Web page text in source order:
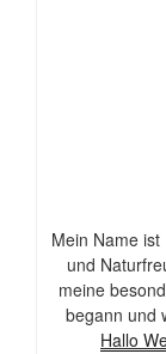
Mein Name
und
meine
begann und
Hallo